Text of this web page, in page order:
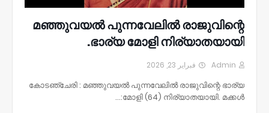
മഞ്ഞുവയൽ പുന്നവേലിൽ രാജുവിന്റെ
ഭാര്യ മോളി നിര്യാതയായി.
Admin فبراير 23, 2026
കോടഞ്ചേരി : മഞ്ഞുവയൽ പുന്നവേലിൽ രാജുവിന്റെ ഭാര്യ
മോളി (64) നിര്യാതയായി. മക്കൾ:…